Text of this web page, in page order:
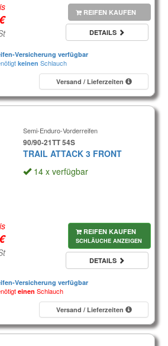
REIFEN KAUFEN
DETAILS
Versicherung verfügbar
keinen Schlauch
Versand / Lieferzeiten
Semi-Enduro-Vorderreifen
90/90-21TT 54S
TRAIL ATTACK 3 FRONT
14 x verfügbar
REIFEN KAUFEN
SCHLÄUCHE ANZEIGEN
DETAILS
Versicherung verfügbar
einen Schlauch
Versand / Lieferzeiten